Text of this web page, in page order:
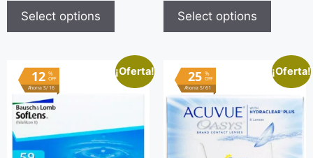
Select options Select options
¡Oferta!
%
OFF
12
Ahorra S/ 16
¡Oferta!
%
OFF
25
Ahorra S/ 61